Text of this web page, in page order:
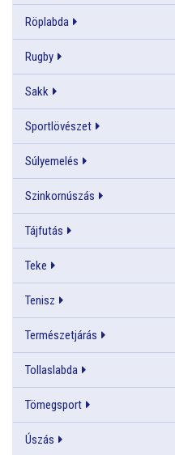
Röplabda
Rugby
Sakk
Sportlövészet
Súlyemelés
Szinkornúszás
Tájfutás
Teke
Tenisz
Természetjárás
Tollaslabda
Tömegsport
Úszás